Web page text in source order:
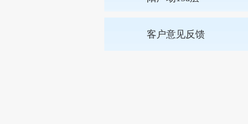
客户意见反馈